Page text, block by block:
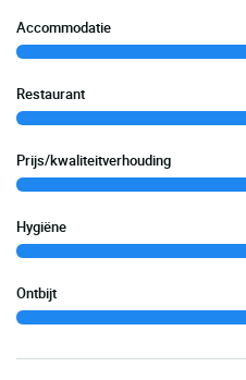
Accommodatie
Restaurant
Prijs/kwaliteitverhouding
Hygiëne
Ontbijt